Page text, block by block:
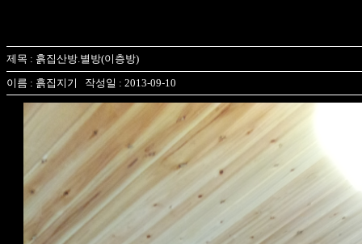
제목 : 흙집산방.별방(이층방)
이름 : 흙집지기 작성일 : 2013-09-10